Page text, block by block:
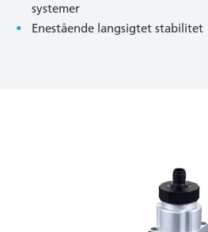
systemer
Enestående langsigtet stabilitet